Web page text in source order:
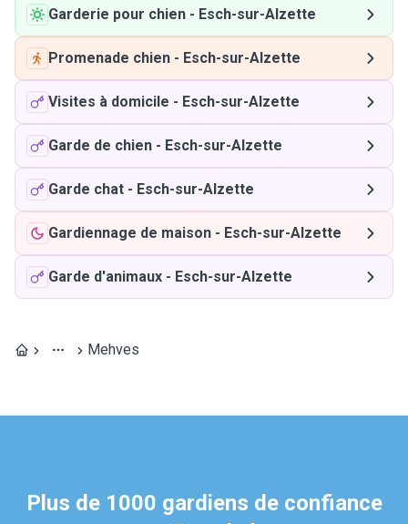
Garderie pour chien - Esch-sur-Alzette
Promenade chien - Esch-sur-Alzette
Visites à domicile - Esch-sur-Alzette
Garde de chien - Esch-sur-Alzette
Garde chat - Esch-sur-Alzette
Gardiennage de maison - Esch-sur-Alzette
Garde d'animaux - Esch-sur-Alzette
Mehves
Plus de 1000 gardiens de confiance